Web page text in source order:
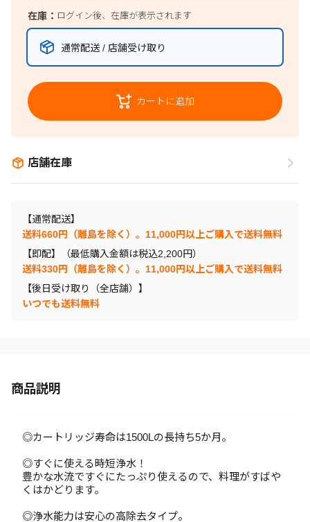
在庫： ログイン後、在庫が表示されます
通常配送 / 店舗受け取り
カートに追加
店舗在庫
【通常配送】
送料660円（離島を除く）。11,000円以上ご購入で送料無料
【即配】（最低購入金額は税込2,200円）
送料330円（離島を除く）。11,000円以上ご購入で送料無料
【後日受け取り（全店舗）】
いつでも送料無料
商品説明
◎カートリッジ寿命は1500Lの長持ち5か月。
◎すぐに使える時短浄水！
豊かな水流ですぐにたっぷり使えるので、料理がすばや
くはかどります。
◎浄水能力は安心の高除去タイプ。